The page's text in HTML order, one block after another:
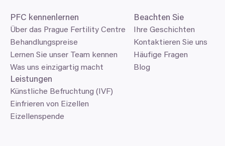
PFC kennenlernen
Über das Prague Fertility Centre
Was uns einzigartig macht
Lernen Sie unser Team kennen
Behandlungspreise
Leistungen
Künstliche Befruchtung (IVF)
Eizellenspende
Einfrieren von Eizellen
Beachten Sie
Ihre Geschichten
Blog
Häufige Fragen
Kontaktieren Sie uns